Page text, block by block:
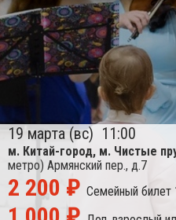
19 марта (вс) 11:00
м. Китай-город, м. Чистые
метро) Армянский пер., д.7
2 200 ₽ Семейный билет